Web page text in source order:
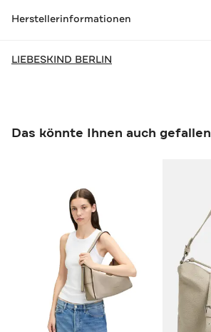
Herstellerinformationen
LIEBESKIND BERLIN
Das könnte Ihnen auch gefallen